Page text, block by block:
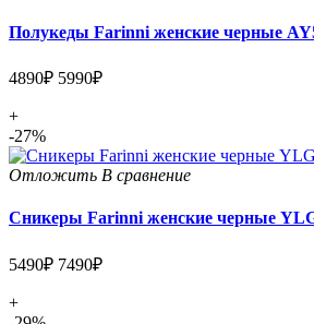
Полукеды Farinni женские черные
4890₽ 5990₽
+
-27%
Отложить В сравнение
Сникеры Farinni женские черные
5490₽ 7490₽
+